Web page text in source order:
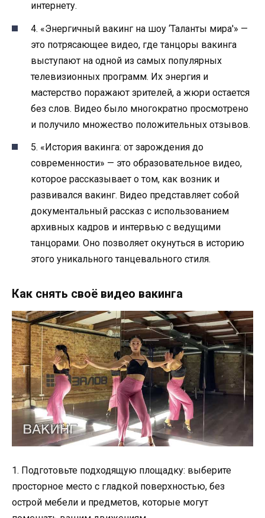
интернету.
4. «Энергичный вакинг на шоу ‘Таланты мира'» —
это потрясающее видео, где танцоры вакинга
выступают на одной из самых популярных
телевизионных программ. Их энергия и
мастерство поражают зрителей, а жюри остается
без слов. Видео было многократно просмотрено
и получило множество положительных отзывов.
5. «История вакинга: от зарождения до
современности» — это образовательное видео,
которое рассказывает о том, как возник и
развивался вакинг. Видео представляет собой
документальный рассказ с использованием
архивных кадров и интервью с ведущими
танцорами. Оно позволяет окунуться в историю
этого уникального танцевального стиля.
Как снять своё видео вакинга
1. Подготовьте подходящую площадку: выберите
просторное место с гладкой поверхностью, без
острой мебели и предметов, которые могут